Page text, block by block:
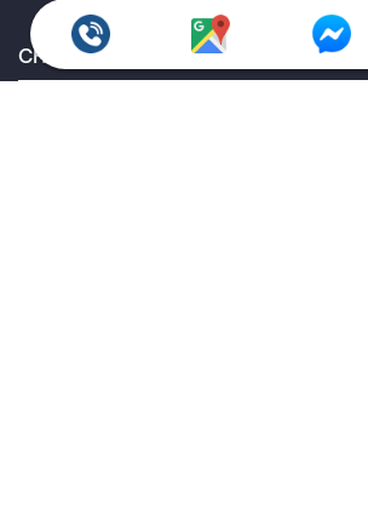
cho ô tô của bạn.
CÁC WEBSITE THÀNH VIÊN